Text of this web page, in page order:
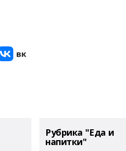
Рубрика "Еда и
напитки"